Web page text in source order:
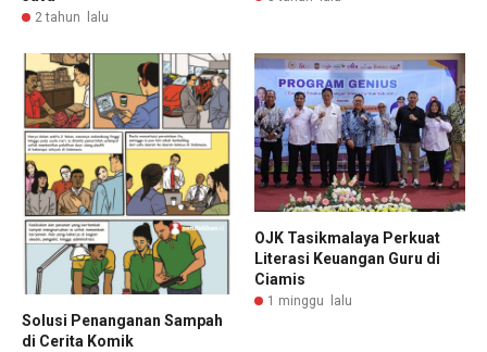
2 tahun lalu
Solusi Penanganan Sampah
di Cerita Komik
OJK Tasikmalaya Perkuat
Literasi Keuangan Guru di
Ciamis
1 minggu lalu